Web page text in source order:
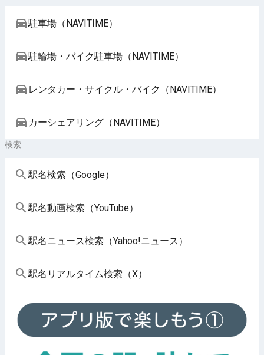
駐車場（NAVITIME）
駐輪場・バイク駐車場（NAVITIME）
レンタカー・サイクル・バイク（NAVITIME）
カーシェアリング（NAVITIME）
検索
駅名検索（Google）
駅名動画検索（YouTube）
駅名ニュース検索（Yahoo!ニュース）
駅名リアルタイム検索（X）